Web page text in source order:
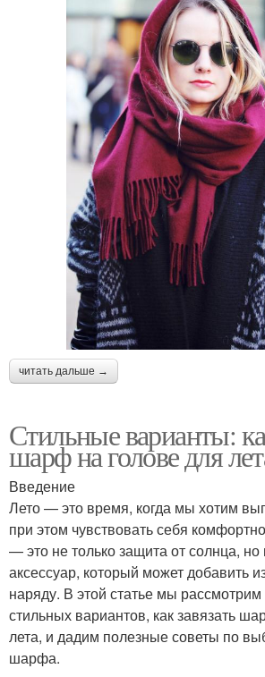
читать дальше →
Стильные варианты:
шарф на голове для
Введение
Лето — это время, когда мы хотим
при этом чувствовать себя
— это не только защита от солнца,
аксессуар, который может добавить
наряду. В этой статье мы рассмотрим
стильных вариантов, как завязать
лета, и дадим полезные советы по
шарфа.